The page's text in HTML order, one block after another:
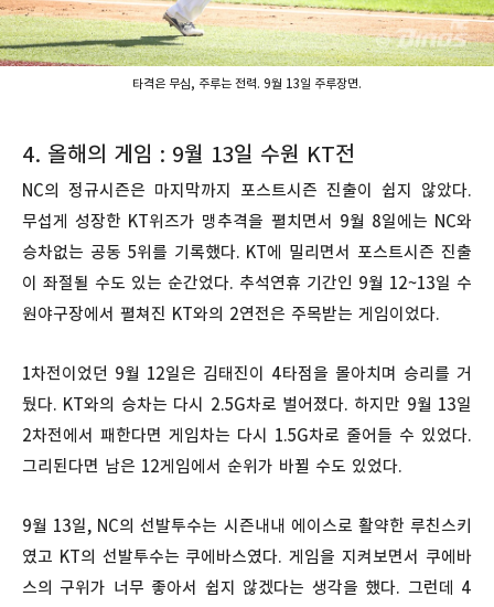
타격은 무심, 주루는 전력. 9월 13일 주루장면.
4. 올해의 게임 : 9월 13일 수원 KT전
NC의 정규시즌은 마지막까지 포스트시즌 진출이 쉽지 않았다.
무섭게 성장한 KT위즈가 맹추격을 펼치면서 9월 8일에는 NC와
승차없는 공동 5위를 기록했다. KT에 밀리면서 포스트시즌 진출
이 좌절될 수도 있는 순간었다. 추석연휴 기간인 9월 12~13일 수
원야구장에서 펼쳐진 KT와의 2연전은 주목받는 게임이었다.
1차전이었던 9월 12일은 김태진이 4타점을 몰아치며 승리를 거
뒀다. KT와의 승차는 다시 2.5G차로 벌어졌다. 하지만 9월 13일
2차전에서 패한다면 게임차는 다시 1.5G차로 줄어들 수 있었다.
그리된다면 남은 12게임에서 순위가 바뀔 수도 있었다.
9월 13일, NC의 선발투수는 시즌내내 에이스로 활약한 루친스키
였고 KT의 선발투수는 쿠에바스였다. 게임을 지켜보면서 쿠에바
스의 구위가 너무 좋아서 쉽지 않겠다는 생각을 했다. 그런데 4